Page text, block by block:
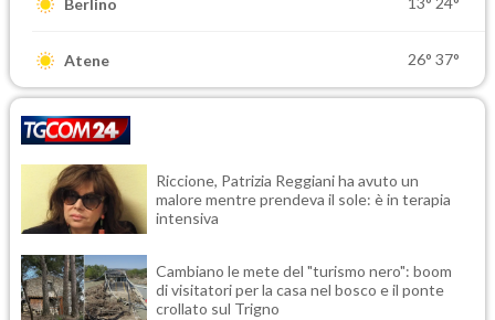
Atene 26° 37°
Riccione, Patrizia Reggiani ha avuto un
malore mentre prendeva il sole: è in terapia
intensiva
Cambiano le mete del "turismo nero": boom
di visitatori per la casa nel bosco e il ponte
crollato sul Trigno